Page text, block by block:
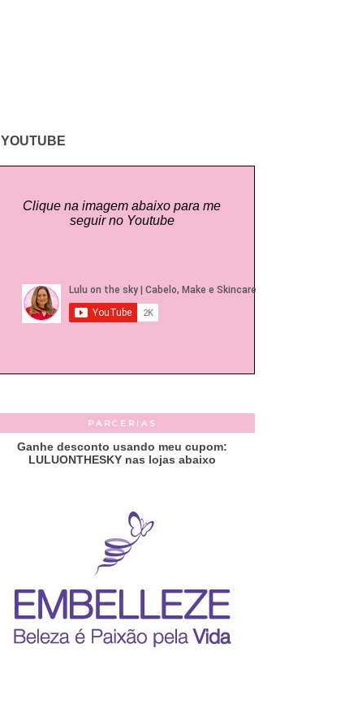
YOUTUBE
Clique na imagem abaixo para me
seguir no Youtube
PARCERIAS
Ganhe desconto usando meu cupom:
LULUONTHESKY nas lojas abaixo